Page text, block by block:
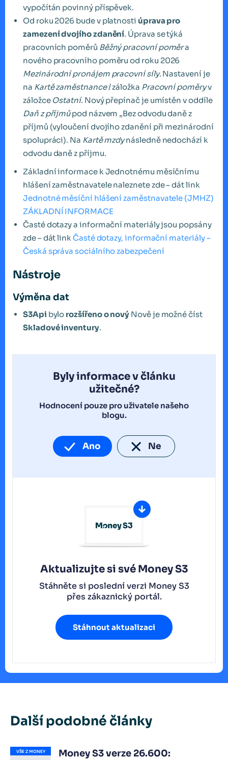
vypočítán povinný příspěvek.
Od roku 2026 bude v platnosti úprava pro
zamezení dvojího zdanění. Úprava se týká
pracovních poměrů Běžný pracovní poměra
nového pracovního poměru od roku 2026
Mezinárodní pronájem pracovní síly. Nastavení je
na Kartě zaměstnance/ záložka Pracovní poměryv
záložce Ostatní. Nový přepínač je umístěn v oddíle
Daň z příjmůpod názvem „Bez odvodu daně z
příjmů (vyloučení dvojího zdanění při mezinárodní
spolupráci). Na Kartě mzdynásledně nedochází k
odvodu daně z příjmu.
Základní informace k Jednotnému měsíčnímu
hlášení zaměstnavatele naleznete zde – dát link
Jednotné měsíční hlášení zaměstnavatele (JMHZ)
ZÁKLADNÍ INFORMACE
Časté dotazy a informační materiály jsou popsány
zde – dát linkČasté dotazy, informační materiály –
Česká správa sociálního zabezpečení
Nástroje
Výměna dat
S3Api bylo rozšířeno o nový Nově je možné číst
Skladové inventury.
Byly informace v článku
užitečné?
Hodnocení pouze pro uživatele našeho
blogu.
Ano Ne
Aktualizujte si své Money S3
Stáhněte si poslední verzi Money S3
přes zákaznický portál.
Stáhnout aktualizaci
Další podobné články
VŠE Z MONEY
Money S3 verze 26.600: